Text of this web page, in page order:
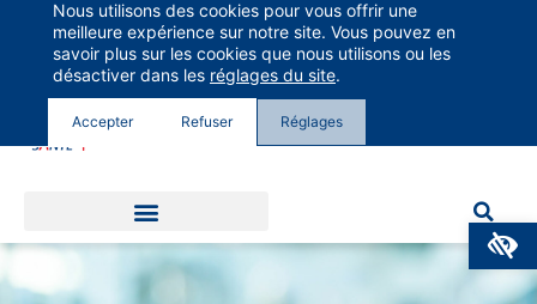
Groupe Vivalto Santé
Entre nous, la vie
Nous utilisons des cookies pour vous offrir une
meilleure expérience sur notre site. Vous pouvez en
savoir plus sur les cookies que nous utilisons ou les
désactiver dans les réglages du site.
Accepter Refuser Réglages